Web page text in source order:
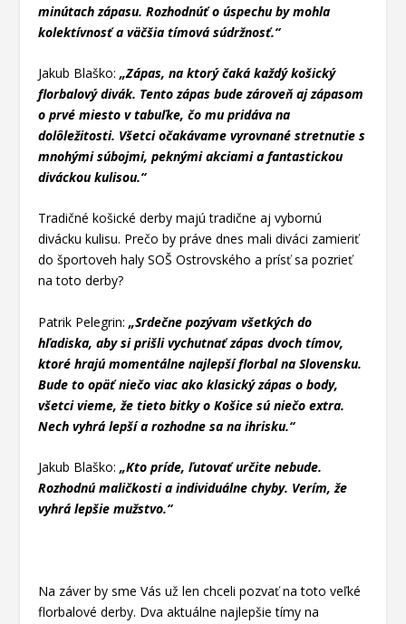
minútach zápasu. Rozhodnúť o úspechu by mohla
kolektívnosť a väčšia tímová súdržnosť.“
Jakub Blaško: „Zápas, na ktorý čaká každý košický
florbalový divák. Tento zápas bude zároveň aj zápasom
o prvé miesto v tabuľke, čo mu pridáva na
dolôležitosti. Všetci očakávame vyrovnané stretnutie s
mnohými súbojmi, peknými akciami a fantastickou
diváckou kulisou.“
Tradičné košické derby majú tradične aj vybornú
divácku kulisu. Prečo by práve dnes mali diváci zamieriť
do športoveh haly SOŠ Ostrovského a prísť sa pozrieť
na toto derby?
Patrik Pelegrin:„Srdečne pozývam všetkých do
hľadiska, aby si prišli vychutnať zápas dvoch tímov,
ktoré hrajú momentálne najlepší florbal na Slovensku.
Bude to opäť niečo viac ako klasický zápas o body,
všetci vieme, že tieto bitky o Košice sú niečo extra.
Nech vyhrá lepší a rozhodne sa na ihrisku.“
Jakub Blaško: „Kto príde, ľutovať určite nebude.
Rozhodnú maličkosti a individuálne chyby. Verím, že
vyhrá lepšie mužstvo.“
Na záver by sme Vás už len chceli pozvať na toto veľké
florbalové derby. Dva aktuálne najlepšie tímy na